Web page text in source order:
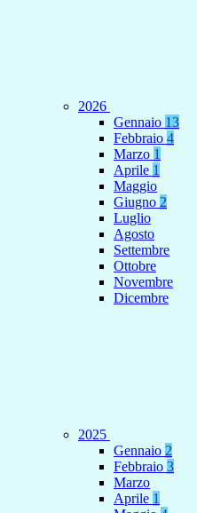
2026
Gennaio 13
Febbraio 4
Marzo 1
Aprile 1
Maggio
Giugno 2
Luglio
Agosto
Settembre
Ottobre
Novembre
Dicembre
2025
Gennaio 2
Febbraio 3
Marzo
Aprile 1